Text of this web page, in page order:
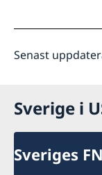
Senast
Sverige i
Sveriges